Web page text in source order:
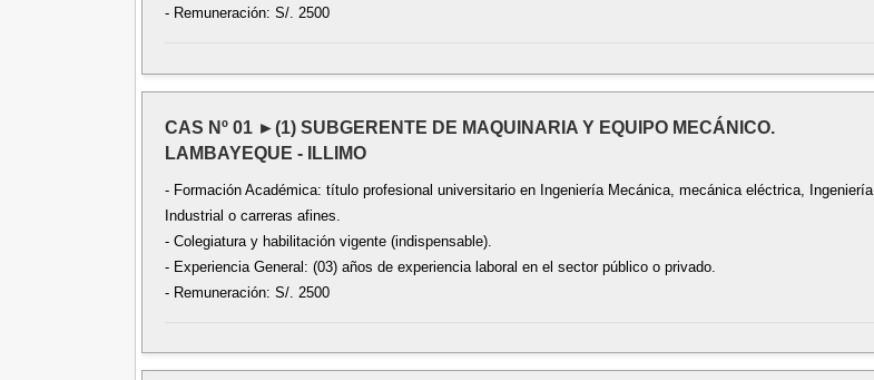
- Remuneración: S/. 2500
CAS Nº 01 ►(1) SUBGERENTE DE MAQUINARIA Y EQUIPO MECÁNICO.
LAMBAYEQUE - ILLIMO
- Formación Académica: título profesional universitario en Ingeniería Mecánica, mecánica eléctrica, Ingeniería
Industrial o carreras afines.
- Colegiatura y habilitación vigente (indispensable).
- Experiencia General: (03) años de experiencia laboral en el sector público o privado.
- Remuneración: S/. 2500